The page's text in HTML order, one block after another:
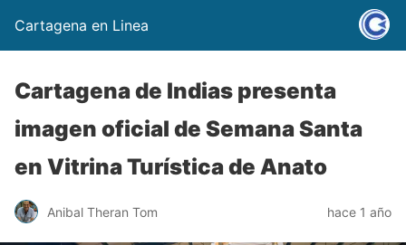
Cartagena en Linea
Cartagena de Indias presenta
imagen oficial de Semana Santa
en Vitrina Turística de Anato
Anibal Theran Tom hace 1 año